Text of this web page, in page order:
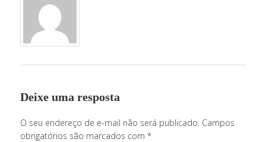
Deixe uma resposta
O seu endereço de e-mail não será publicado. Campos
obrigatórios são marcados com *